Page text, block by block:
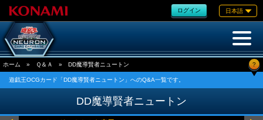
ログイン 日本語
ホーム » Ｑ＆Ａ » DD魔導賢者ニュートン ?
遊戯王OCGカード「DD魔導賢者ニュートン」へのQ&A一覧です。
DD魔導賢者ニュートン